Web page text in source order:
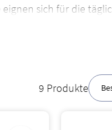
sich für die
9 Produkte